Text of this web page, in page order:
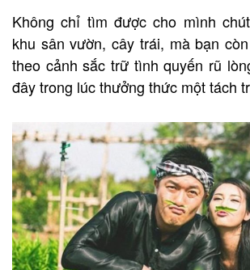
Không chỉ tìm được cho mình
khu sân vườn, cây trái, mà bạn
theo cảnh sắc trữ tình quyến rũ
đây trong lúc thưởng thức một tách